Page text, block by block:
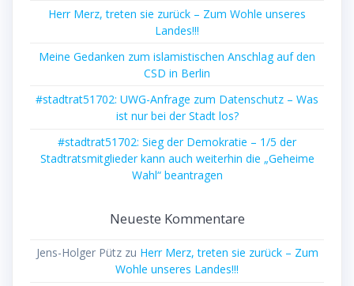
Herr Merz, treten sie zurück – Zum Wohle unseres
Landes!!!
Meine Gedanken zum islamistischen Anschlag auf den
CSD in Berlin
#stadtrat51702: UWG-Anfrage zum Datenschutz – Was
ist nur bei der Stadt los?
#stadtrat51702: Sieg der Demokratie – 1/5 der
Stadtratsmitglieder kann auch weiterhin die „Geheime
Wahl“ beantragen
Neueste Kommentare
Jens-Holger Pützzu Herr Merz, treten sie zurück – Zum
Wohle unseres Landes!!!